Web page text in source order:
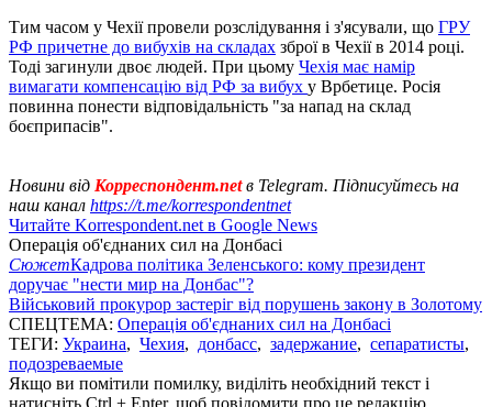
Тим часом у Чехії провели розслідування і з'ясували, що ГРУ
РФ причетне до вибухів на складах зброї в Чехії в 2014 році.
Тоді загинули двоє людей. При цьому Чехія має намір
вимагати компенсацію від РФ за вибух у Врбетице. Росія
повинна понести відповідальність "за напад на склад
боєприпасів".
Новини від Корреспондент.netв Telegram. Підписуйтесь на
наш канал https://t.me/korrespondentnet
Читайте Korrespondent.net в Google News
Операція об'єднаних сил на Донбасі
СюжетКадрова політика Зеленського: кому президент
доручає "нести мир на Донбас"?
Військовий прокурор застеріг від порушень закону в Золотому
СПЕЦТЕМА: Операція об'єднаних сил на Донбасі
ТЕГИ: Украина, Чехия, донбасс, задержание, сепаратисты,
подозреваемые
Якщо ви помітили помилку, виділіть необхідний текст і
натисніть Ctrl + Enter, щоб повідомити про це редакцію.